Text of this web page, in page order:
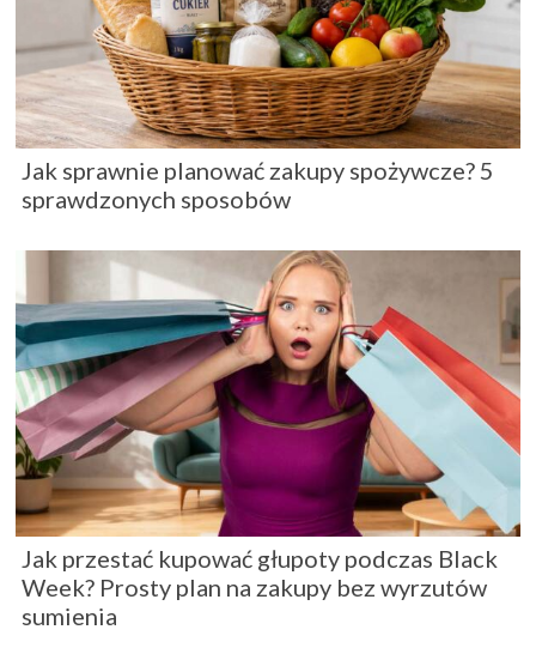
Jak sprawnie planować zakupy spożywcze? 5
sprawdzonych sposobów
Jak przestać kupować głupoty podczas Black
Week? Prosty plan na zakupy bez wyrzutów
sumienia